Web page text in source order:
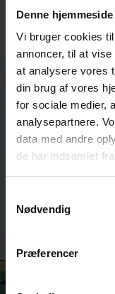
Denne
Vi bruger cookies
annoncer, til at
at analysere vores
din brug af vores
for sociale medier,
analysepartnere.
data med andre
de har indsamlet
Nødvendig
Præferencer